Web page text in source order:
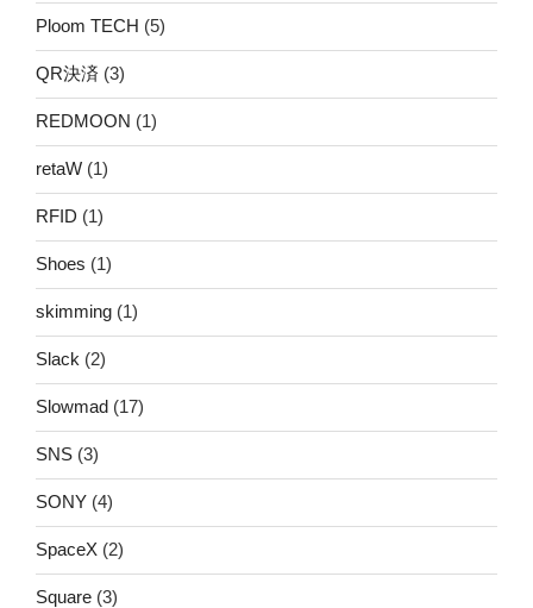
Ploom TECH (5)
QR決済 (3)
REDMOON (1)
retaW (1)
RFID (1)
Shoes (1)
skimming (1)
Slack (2)
Slowmad (17)
SNS (3)
SONY (4)
SpaceX (2)
Square (3)